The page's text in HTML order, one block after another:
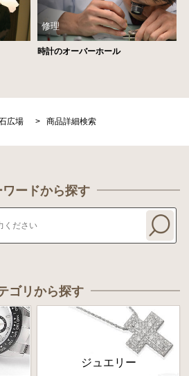
修理
時計のオーバーホール
広場 > 商品詳細検索
ワードから探す
ゴリから探す
ジュエリー